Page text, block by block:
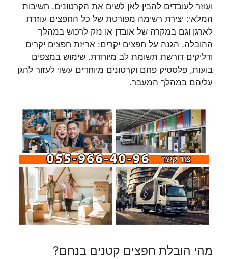
ועוזר לעובדים להבין לאן לשים את הקרטונים. חשיבות
המלאי: יצירת רשימה מפורטת של כל החפצים עוזרת
לארגן וגם במקרה של אובדן או נזק לרכוש במהלך
ההובלה. הגנה על חפצים יקרים: אריזת חפצים יקרים
ודליקים דורשת תשומת לב מיוחדת. שימוש במצפים
בועות, פלסטיק פחם וקרטונים מיוחדים עשוי לעזור להגן
עליהם במהלך המעבר.
מהי הובלת חפצים קטנים בנחם?